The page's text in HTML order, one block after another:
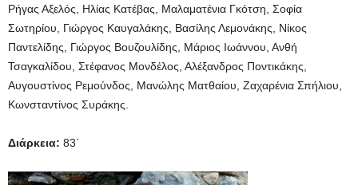
Ρήγας Αξελός, Ηλίας Κατέβας, Μαλαματένια Γκότση, Σοφία
Σωτηρίου, Γιώργος Καυγαλάκης, Βασίλης Λεμονάκης, Νίκος
Παντελίδης, Γιώργος Βουζουλίδης, Μάριος Ιωάννου, Ανθή
Τσαγκαλίδου, Στέφανος Μονδέλος, Αλέξανδρος Ποντικάκης,
Αυγουστίνος Ρεμούνδος, Μανώλης Ματθαίου, Ζαχαρένια Σπήλιου,
Κωνσταντίνος Συράκης.
Διάρκεια: 83΄